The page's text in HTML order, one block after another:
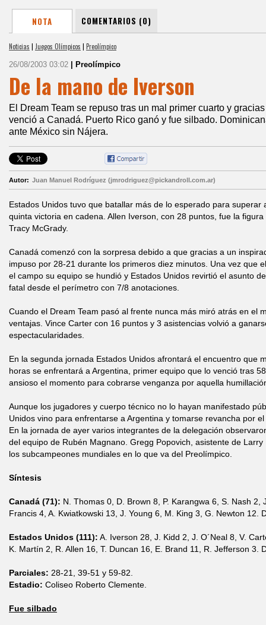
NOTA COMENTARIOS (0)
Noticias | Juegos Olímpicos | Preolímpico
26/08/2003 03:02 | Preolímpico
De la mano de Iverson
El Dream Team se repuso tras un mal primer cuarto y
venció a Canadá. Puerto Rico ganó y fue silbado.
ante México sin Nájera.
Autor: Juan Manuel Rodríguez (jmrodriguez@pickandroll.com.ar)
Estados Unidos tuvo que batallar más de lo esperado para superar
quinta victoria en cadena. Allen Iverson, con 28 puntos, fue la
Tracy McGrady.
Canadá comenzó con la sorpresa debido a que gracias a un
impuso por 28-21 durante los primeros diez minutos. Una vez que
el campo su equipo se hundió y Estados Unidos revirtió el asunto
fatal desde el perímetro con 7/8 anotaciones.
Cuando el Dream Team pasó al frente nunca más miró atrás en el
ventajas. Vince Carter con 16 puntos y 3 asistencias volvió a
espectacularidades.
En la segunda jornada Estados Unidos afrontará el encuentro que
horas se enfrentará a Argentina, primer equipo que lo venció tras
ansioso el momento para cobrarse venganza por aquella
Aunque los jugadores y cuerpo técnico no lo hayan manifestado
Unidos vino para enfrentarse a Argentina y tomarse revancha por
En la jornada de ayer varios integrantes de la delegación
del equipo de Rubén Magnano. Gregg Popovich, asistente de
los subcampeones mundiales en lo que va del Preolímpico.
Síntesis
Canadá (71): N. Thomas 0, D. Brown 8, P. Karangwa 6, S. Nash 2,
Francis 4, A. Kwiatkowski 13, J. Young 6, M. King 3, G. Newton 12.
Estados Unidos (111): A. Iverson 28, J. Kidd 2, J. O´Neal 8, V.
K. Martín 2, R. Allen 16, T. Duncan 16, E. Brand 11, R. Jefferson 3.
Parciales: 28-21, 39-51 y 59-82.
Estadio: Coliseo Roberto Clemente.
Fue silbado